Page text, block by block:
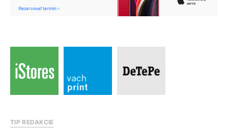
TIP REDAKCIE